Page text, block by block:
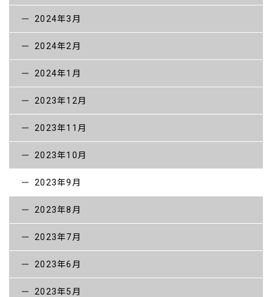
2024年3月
2024年2月
2024年1月
2023年12月
2023年11月
2023年10月
2023年9月
2023年8月
2023年7月
2023年6月
2023年5月
採用情報【一般】
お問い合わせ